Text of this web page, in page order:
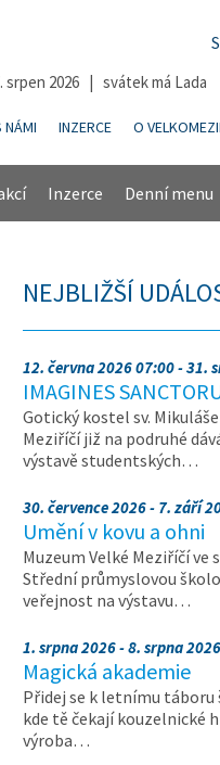
srpen 2026 | svátek má Lada
NÁMI INZERCE O
Inzerce Denní menu
NEJBLIŽŠÍ
12. června 2026 07:00 - 31.
IMAGINES
Gotický kostel sv.
Meziříčí již na podruhé
výstavě studentských…
30. července 2026 - 7. září
Umění v kovu a ohni
Muzeum Velké Meziříčí ve
Střední průmyslovou
veřejnost na výstavu…
1. srpna 2026 - 8. srpna 2026
Magická akademie
Přidej se k letnímu táboru
kde tě čekají kouzelnické
výroba…